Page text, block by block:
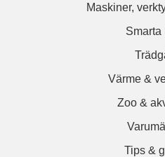
Maskiner,
Smarta
Värme &
Zoo &
Tips &